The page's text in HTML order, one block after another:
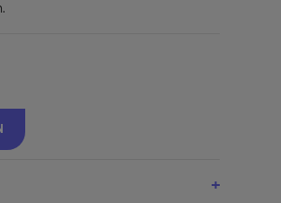
– ideal für Loungemöbel,
Look, hoher Komfort.
Bezug ab – ideal für spontane
Verschmutzung bequem